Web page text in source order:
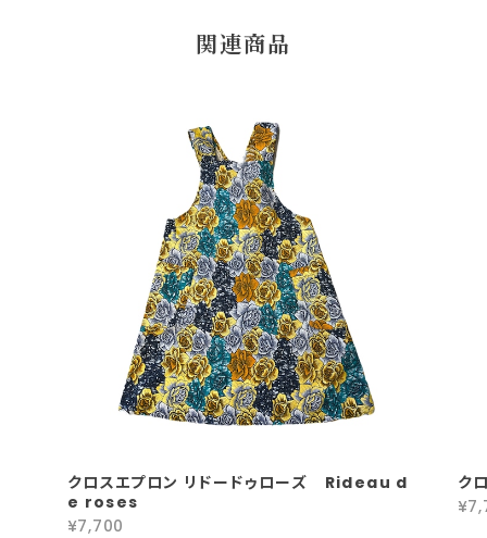
関連商品
クロスエプロン リドードゥローズ Rideau d
e roses
¥7,700
ク